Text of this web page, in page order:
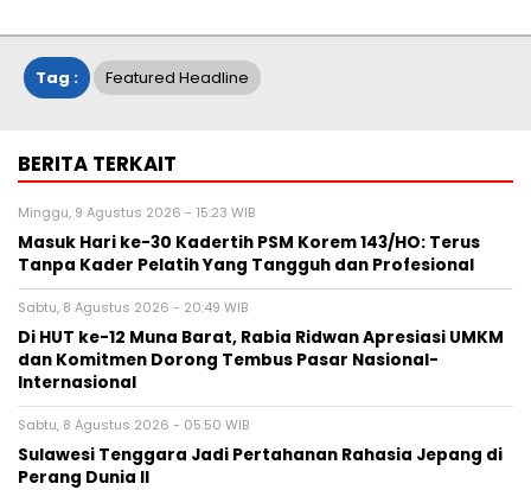
Tag : Featured Headline
BERITA TERKAIT
Minggu, 9 Agustus 2026 - 15:23 WIB
Masuk Hari ke-30 Kadertih PSM Korem 143/HO: Terus
Tanpa Kader Pelatih Yang Tangguh dan Profesional
Sabtu, 8 Agustus 2026 - 20:49 WIB
Di HUT ke-12 Muna Barat, Rabia Ridwan Apresiasi UMKM
dan Komitmen Dorong Tembus Pasar Nasional-
Internasional
Sabtu, 8 Agustus 2026 - 05:50 WIB
Sulawesi Tenggara Jadi Pertahanan Rahasia Jepang di
Perang Dunia II